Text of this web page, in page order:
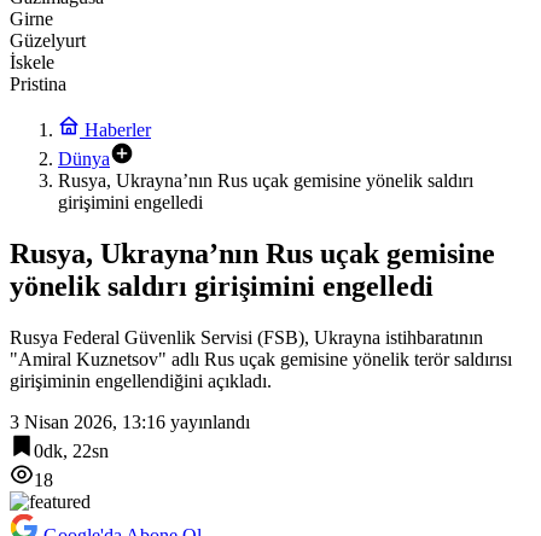
Girne
Güzelyurt
İskele
Pristina
Haberler
Dünya
Rusya, Ukrayna’nın Rus uçak gemisine yönelik saldırı
girişimini engelledi
Rusya, Ukrayna’nın Rus uçak gemisine
yönelik saldırı girişimini engelledi
Rusya Federal Güvenlik Servisi (FSB), Ukrayna istihbaratının
"Amiral Kuznetsov" adlı Rus uçak gemisine yönelik terör saldırısı
girişiminin engellendiğini açıkladı.
3 Nisan 2026, 13:16 yayınlandı
0dk, 22sn
18